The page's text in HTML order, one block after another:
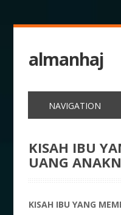
almanhaj
KISAH IBU
UANG
KISAH IBU YANG